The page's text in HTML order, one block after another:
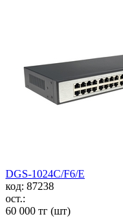
DGS-1024C/F6/E
код: 87238
ост.:
60 000 тг (шт)